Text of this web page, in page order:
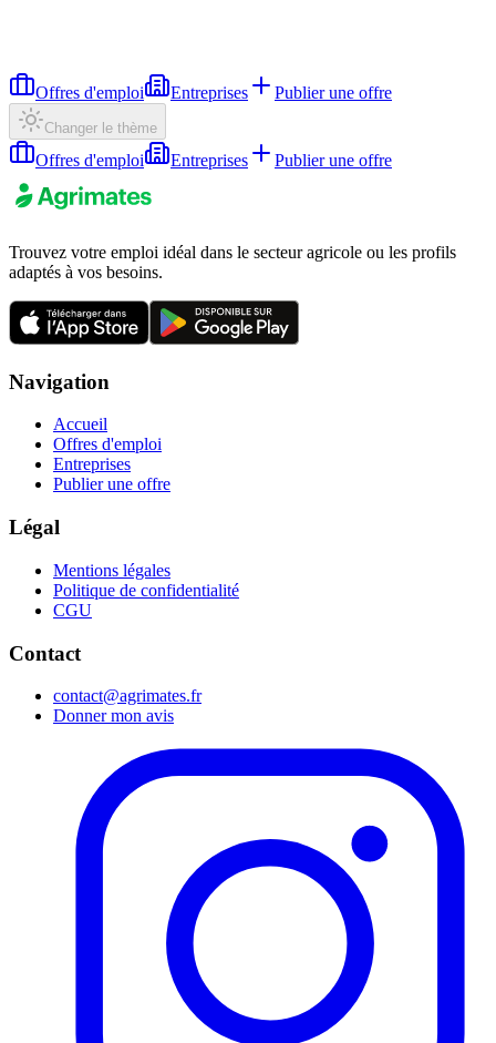
Offres d'emploi Entreprises Publier une offre
Changer le thème
Offres d'emploi Entreprises Publier une offre
Trouvez votre emploi idéal dans le secteur agricole ou les profils
adaptés à vos besoins.
Navigation
Accueil
Offres d'emploi
Entreprises
Publier une offre
Légal
Mentions légales
Politique de confidentialité
CGU
Contact
contact@agrimates.fr
Donner mon avis